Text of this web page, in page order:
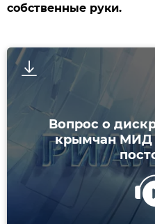
собственные руки.
Вопрос о
крымчан МИД